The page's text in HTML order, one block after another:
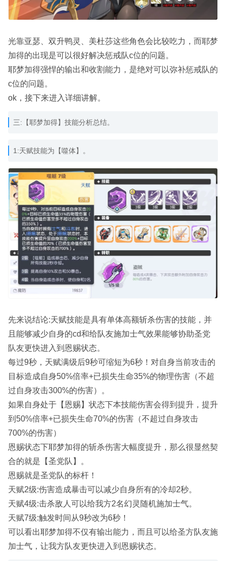
光靠亚瑟、双升鸭灵、美杜莎这些角色会比较吃力，而耶梦
加得的出现是可以很好解决惩戒队c位的问题。
耶梦加得强悍的输出和收割能力，是绝对可以弥补惩戒队的
c位的问题。
ok，接下来进入详细讲解。
三:【耶梦加得】技能分析总结。
1:天赋技能为【噬体】。
先来说结论:天赋技能是具有单体高额斩杀伤害的技能，并
且能够减少自身的cd和给队友施加士气效果能够协助圣党
队友更快进入到恩赐状态。
每过9秒，天赋满级后9秒可缩短为6秒！对自身当前攻击的
目标造成自身50%倍率+已损失生命35%的物理伤害（不超
过自身攻击300%的伤害）。
如果自身处于【恩赐】状态下本技能伤害会得到提升，提升
到50%倍率+已损失生命70%的伤害（不超过自身攻击
700%的伤害）
恩赐状态下耶梦加得的斩杀伤害大幅度提升，那么很显然契
合的就是【圣党队】。
恩赐就是圣党队的标杆！
天赋2级:伤害造成暴击可以减少自身所有的冷却2秒。
天赋4级:击杀敌人可以给我方2名幻灵随机施加士气。
天赋7级:触发时间从9秒改为6秒！
可以看出耶梦加得不仅有输出能力，而且可以给圣方队友施
加士气，让我方队友更快进入到恩赐状态。